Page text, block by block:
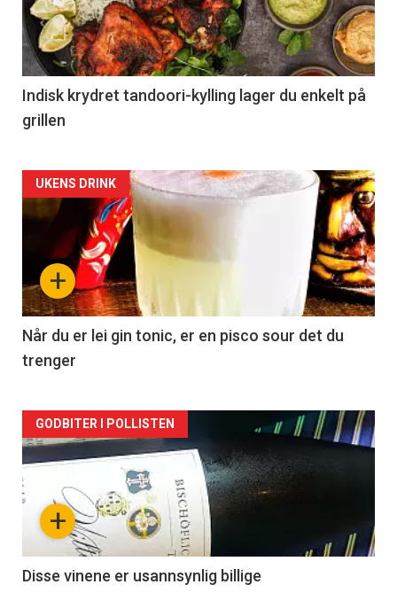
Indisk krydret tandoori-kylling lager du enkelt på
grillen
Forsiden
akkurat
nå
-
2
+
UKENS DRINK
Når du er lei gin tonic, er en pisco sour det du
trenger
Forsiden
akkurat
nå
3
+
GODBITER I POLLISTEN
Disse vinene er usannsynlig billige